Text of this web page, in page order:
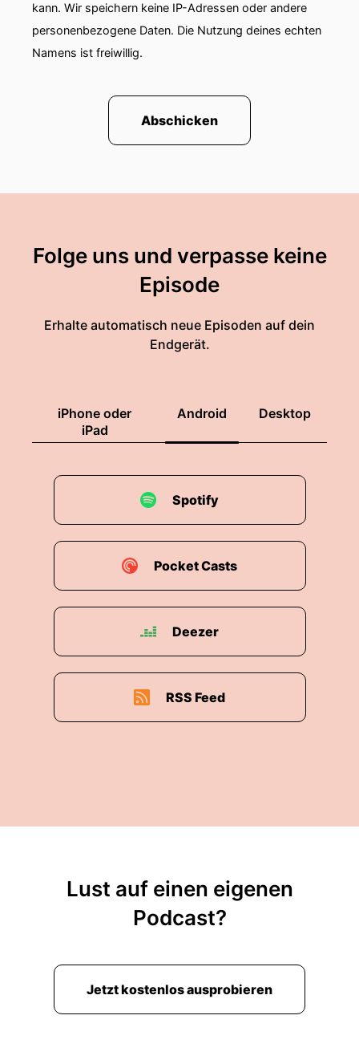
kann. Wir speichern keine IP-Adressen oder andere
personenbezogene Daten. Die Nutzung deines echten
Namens ist freiwillig.
Abschicken
Folge uns und verpasse keine
Episode
Erhalte automatisch neue Episoden auf dein
Endgerät.
iPhone oder
iPad
Android Desktop
Spotify
Pocket Casts
Deezer
RSS Feed
Lust auf einen eigenen
Podcast?
Jetzt kostenlos ausprobieren